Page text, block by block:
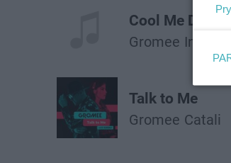
Cool Me Down
Gromee Inna
Talk to Me
Gromee Catali